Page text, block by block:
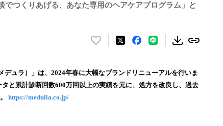
つくりあげる、あなた専用のヘアケアプログラム」と
い
！
数
ュラ）」は、2024年春に大幅なブランドリニューアルを行いま
と​​累計診断回数600万回以上の実績を元に、処方を改良し、過去
https://medulla.co.jp/